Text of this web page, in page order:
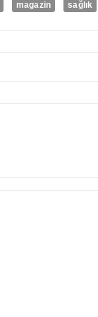
magazin sağlık